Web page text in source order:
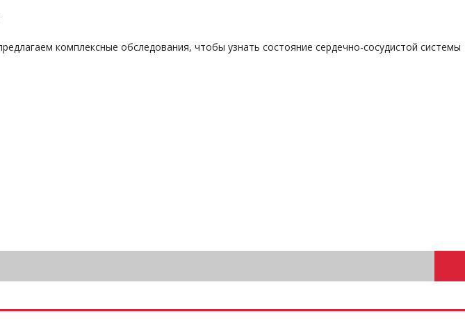
комплексные обследования, чтобы узнать состояние сердечно-сосудистой системы